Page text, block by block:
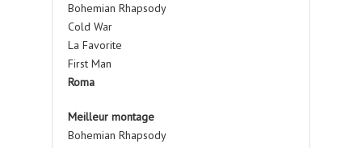
Bohemian Rhapsody
Cold War
La Favorite
First Man
Roma
Meilleur montage
Bohemian Rhapsody